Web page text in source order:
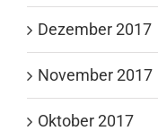
Dezember 2017
November 2017
Oktober 2017